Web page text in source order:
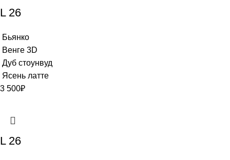
L 26
Бьянко
Венге 3D
Дуб стоунвуд
Ясень латте
3 500₽
L 26